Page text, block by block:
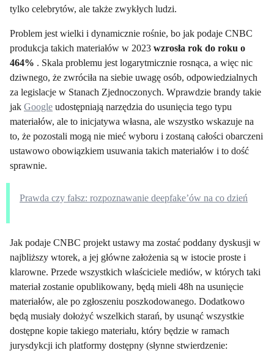
tylko celebrytów, ale także zwykłych ludzi.
Problem jest wielki i dynamicznie rośnie, bo jak podaje CNBC
produkcja takich materiałów w 2023 wzrosła rok do roku o
464% . Skala problemu jest logarytmicznie rosnąca, a więc nic
dziwnego, że zwróciła na siebie uwagę osób, odpowiedzialnych
za legislacje w Stanach Zjednoczonych. Wprawdzie brandy takie
jak Google udostępniają narzędzia do usunięcia tego typu
materiałów, ale to inicjatywa własna, ale wszystko wskazuje na
to, że pozostali mogą nie mieć wyboru i zostaną całości obarczeni
ustawowo obowiązkiem usuwania takich materiałów i to dość
sprawnie.
Prawda czy fałsz: rozpoznawanie deepfake’ów na co dzień
Jak podaje CNBC projekt ustawy ma zostać poddany dyskusji w
najbliższy wtorek, a jej główne założenia są w istocie proste i
klarowne. Przede wszystkich właściciele mediów, w których taki
materiał zostanie opublikowany, będą mieli 48h na usunięcie
materiałów, ale po zgłoszeniu poszkodowanego. Dodatkowo
będą musiały dołożyć wszelkich starań, by usunąć wszystkie
dostępne kopie takiego materiału, który będzie w ramach
jurysdykcji ich platformy dostępny (słynne stwierdzenie: